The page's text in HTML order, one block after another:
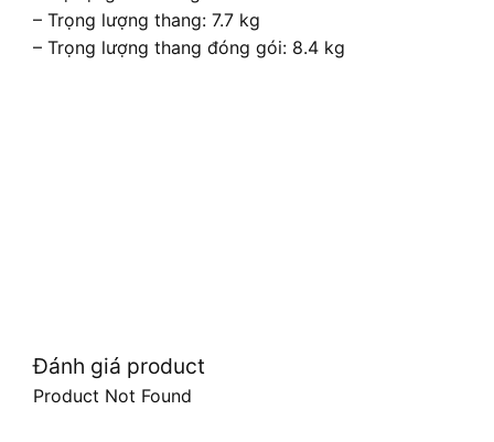
– Trọng lượng thang: 7.7 kg
– Trọng lượng thang đóng gói: 8.4 kg
Đánh giá product
Product Not Found